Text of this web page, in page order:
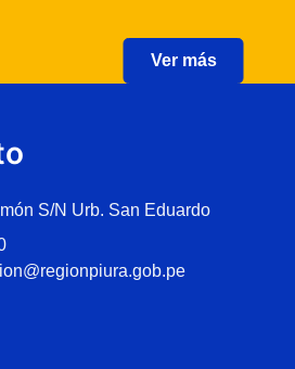
Ver más
S/N Urb. San Eduardo